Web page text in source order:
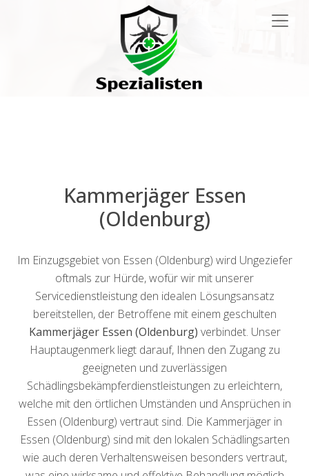
Kammerjäger Essen
(Oldenburg)
Im Einzugsgebiet von Essen (Oldenburg) wird Ungeziefer
oftmals zur Hürde, wofür wir mit unserer
Servicedienstleistung den idealen Lösungsansatz
bereitstellen, der Betroffene mit einem geschulten
Kammerjäger Essen (Oldenburg) verbindet. Unser
Hauptaugenmerk liegt darauf, Ihnen den Zugang zu
geeigneten und zuverlässigen
Schädlingsbekämpferdienstleistungen zu erleichtern,
welche mit den örtlichen Umständen und Ansprüchen in
Essen (Oldenburg) vertraut sind. Die Kammerjäger in
Essen (Oldenburg) sind mit den lokalen Schädlingsarten
wie auch deren Verhaltensweisen besonders vertraut,